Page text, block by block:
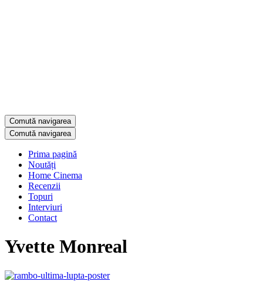
Comută navigarea
Comută navigarea
Prima pagină
Noutăți
Home Cinema
Recenzii
Topuri
Interviuri
Contact
Yvette Monreal